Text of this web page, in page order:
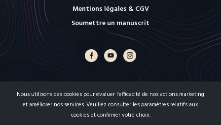
Mentions légales & CGV
Soumettre un manuscrit
Copyright © 2026 Kimya Editions.
Nous utilisons des cookies pour évaluer l'efficacité de nos actions marketing
et améliorer nos services. Veuillez consulter les paramètres relatifs aux
cookies et confirmer votre choix.